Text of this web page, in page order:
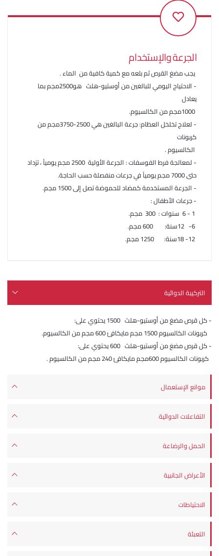
الجرعة والإستخدام
يجب مضغ القرص ثم بلعه مع كمية كافية من الماء .
- الاحتياج اليومي للبالغين من أوستيو-هلث هو2500مجم بما
يعادل
- لعلاج تخلخل العظام: جرعة البالغين هي 2500-3750مجم من
كربونات
الكالسيوم .
- لمعالجة فرط الفوسفات : الجرعة الأولية 2500 مجم يومياً ، تزداد
حتى 7000 مجم يومياً في جرعات منفصلة حسب الحاجة.
- الجرعة المستخدمة كمضاد للحموضة تصل إلى 1500 مجم.
- جرعات الأطفال :
التركيبة الدوائية
- كل قرص مضغ من أوستيو-هلث 1500 يحتوي على:
كربونات الكالسيوم 1500 مجم مايكافئ 600 مجم من الكالسيوم.
- كل قرص مضغ من أوستيو-هلث 600 يحتوي على:
كربونات الكالسيوم 600مجم مايكافئ 240 مجم من الكالسيوم .
موانع الإستعمال
التفاعلات الدوائية
الحمل والرضاعة
الأعراض الجانبية
الاحتياطات
التعبئة